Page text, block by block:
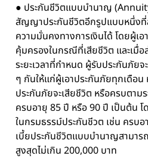
● ประกันชีวิตแบบบำนาญ
สัญญาประกันชีวิตอีกรูปแบบหนึ่งที่
ความมั่นคงทางการเงินได้ โดยผู้เอ
คุ้มครองในกรณีที่เสียชีวิต และเมื่
ระยะเวลาที่กำหนด ผู้รับประกันภัยจ
ๆ กันให้แก่ผู้เอาประกันภัยทุกเดือน
ประกันภัยจะเสียชีวิต หรือครบตามร
ครบอายุ 85 ปี หรือ 90 ปี เป็นต้น โ
ในกรมธรรม์ประกันชีวต เช่น ครบ
เบี้ยประกันชีวิตแบบบำนาญสามา
สูงสุดไม่เกิน 200,000 บาท